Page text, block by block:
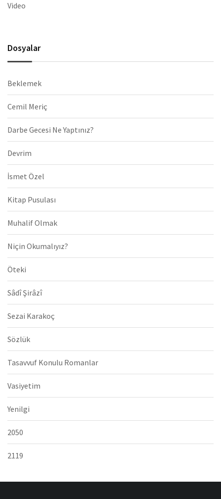
Video
Dosyalar
Beklemek
Cemil Meriç
Darbe Gecesi Ne Yaptınız?
Devrim
İsmet Özel
Kitap Pusulası
Muhalif Olmak
Niçin Okumalıyız?
Öteki
Sâdî Şirâzî
Sezai Karakoç
Sözlük
Tasavvuf Konulu Romanlar
Vasiyetim
Yenilgi
2050
2119